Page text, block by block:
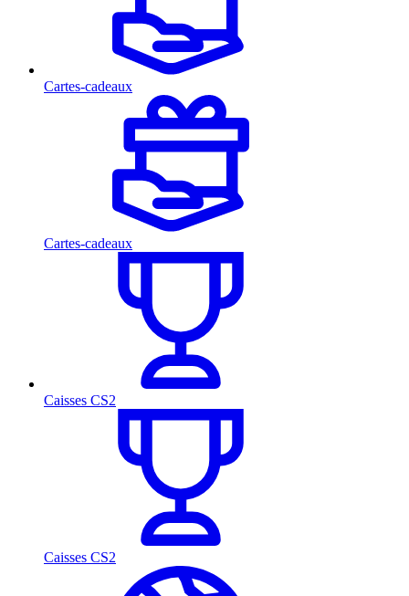
Cartes-cadeaux
Cartes-cadeaux
Caisses CS2
Caisses CS2